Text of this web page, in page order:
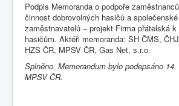
Podpis Memoranda o podpoře
činnost dobrovolných hasičů a
zaměstnavatelů – projekt Firma přátelská k
hasičům. Aktéři memoranda: SH ČMS,
HZS ČR, MPSV ČR, Gas Net, s.r.o.
Splněno. Memorandum bylo podepsáno
MPSV ČR.